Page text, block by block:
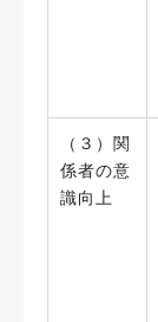
（３）関
係者の意
識向上